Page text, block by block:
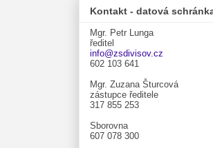
Kontakt - datová
Mgr. Petr Lunga
ředitel
info@zsdivisov.cz
602 103 641
Mgr. Zuzana Šturcová
zástupce ředitele
317 855 253
Sborovna
607 078 300